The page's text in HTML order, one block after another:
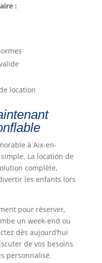
:
location
à Aix-en-
La location de
complète,
les enfants lors
pour réserver,
un week-end ou
dès aujourd’hui
de vos besoins
personnalisé.